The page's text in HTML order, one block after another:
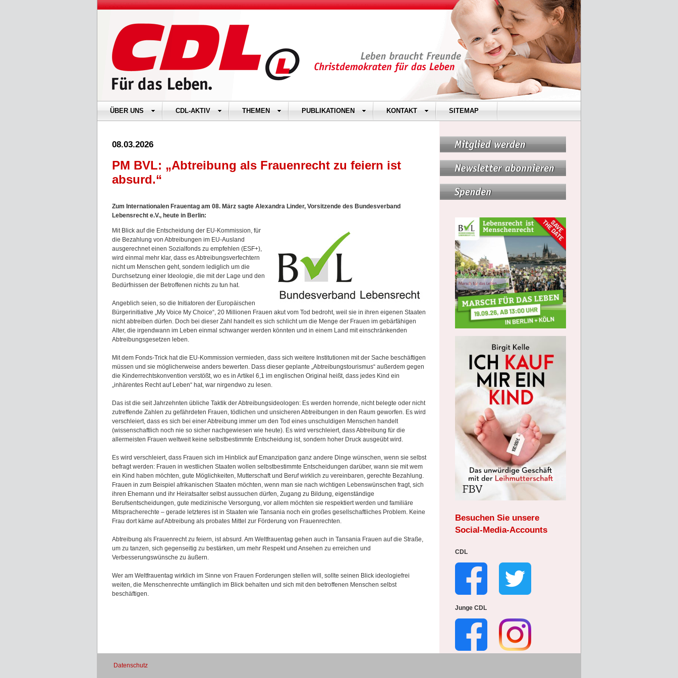
ÜBER UNS CDL-AKTIV THEMEN PUBLIKATIONEN KONTAKT SITEMAP
08.03.2026
PM BVL: „Abtreibung als Frauenrecht zu feiern ist
absurd.“
Zum Internationalen Frauentag am 08. März sagte Alexandra Linder, Vorsitzende des Bundesverband
Lebensrecht e.V., heute in Berlin:
Mit Blick auf die Entscheidung der EU-Kommission, für
die Bezahlung von Abtreibungen im EU-Ausland
ausgerechnet einen Sozialfonds zu empfehlen (ESF+),
wird einmal mehr klar, dass es Abtreibungsverfechtern
nicht um Menschen geht, sondern lediglich um die
Durchsetzung einer Ideologie, die mit der Lage und den
Bedürfnissen der Betroffenen nichts zu tun hat.
Angeblich seien, so die Initiatoren der Europäischen
Bürgerinitiative „My Voice My Choice“, 20 Millionen Frauen akut vom Tod bedroht, weil sie in ihren eigenen Staaten
nicht abtreiben dürfen. Doch bei dieser Zahl handelt es sich schlicht um die Menge der Frauen im gebärfähigen
Alter, die irgendwann im Leben einmal schwanger werden könnten und in einem Land mit einschränkenden
Abtreibungsgesetzen leben.
Mit dem Fonds-Trick hat die EU-Kommission vermieden, dass sich weitere Institutionen mit der Sache beschäftigen
müssen und sie möglicherweise anders bewerten. Dass dieser geplante „Abtreibungstourismus“ außerdem gegen
die Kinderrechtskonvention verstößt, wo es in Artikel 6,1 im englischen Original heißt, dass jedes Kind ein
„inhärentes Recht auf Leben“ hat, war nirgendwo zu lesen.
Das ist die seit Jahrzehnten übliche Taktik der Abtreibungsideologen: Es werden horrende, nicht belegte oder nicht
zutreffende Zahlen zu gefährdeten Frauen, tödlichen und unsicheren Abtreibungen in den Raum geworfen. Es wird
verschleiert, dass es sich bei einer Abtreibung immer um den Tod eines unschuldigen Menschen handelt
(wissenschaftlich noch nie so sicher nachgewiesen wie heute). Es wird verschleiert, dass Abtreibung für die
allermeisten Frauen weltweit keine selbstbestimmte Entscheidung ist, sondern hoher Druck ausgeübt wird.
Es wird verschleiert, dass Frauen sich im Hinblick auf Emanzipation ganz andere Dinge wünschen, wenn sie selbst
befragt werden: Frauen in westlichen Staaten wollen selbstbestimmte Entscheidungen darüber, wann sie mit wem
ein Kind haben möchten, gute Möglichkeiten, Mutterschaft und Beruf wirklich zu vereinbaren, gerechte Bezahlung.
Frauen in zum Beispiel afrikanischen Staaten möchten, wenn man sie nach wichtigen Lebenswünschen fragt, sich
ihren Ehemann und ihr Heiratsalter selbst aussuchen dürfen, Zugang zu Bildung, eigenständige
Berufsentscheidungen, gute medizinische Versorgung, vor allem möchten sie respektiert werden und familiäre
Mitspracherechte – gerade letzteres ist in Staaten wie Tansania noch ein großes gesellschaftliches Problem. Keine
Frau dort käme auf Abtreibung als probates Mittel zur Förderung von Frauenrechten.
Abtreibung als Frauenrecht zu feiern, ist absurd. Am Weltfrauentag gehen auch in Tansania Frauen auf die Straße,
um zu tanzen, sich gegenseitig zu bestärken, um mehr Respekt und Ansehen zu erreichen und
Verbesserungswünsche zu äußern.
Wer am Weltfrauentag wirklich im Sinne von Frauen Forderungen stellen will, sollte seinen Blick ideologiefrei
weiten, die Menschenrechte umfänglich im Blick behalten und sich mit den betroffenen Menschen selbst
beschäftigen.
Besuchen Sie unsere
Social-Media-Accounts
CDL
Junge CDL
Datenschutz